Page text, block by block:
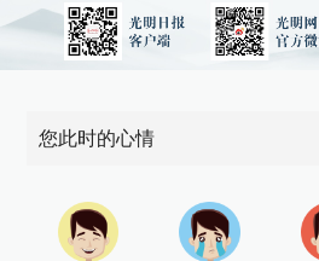
您此时的心情